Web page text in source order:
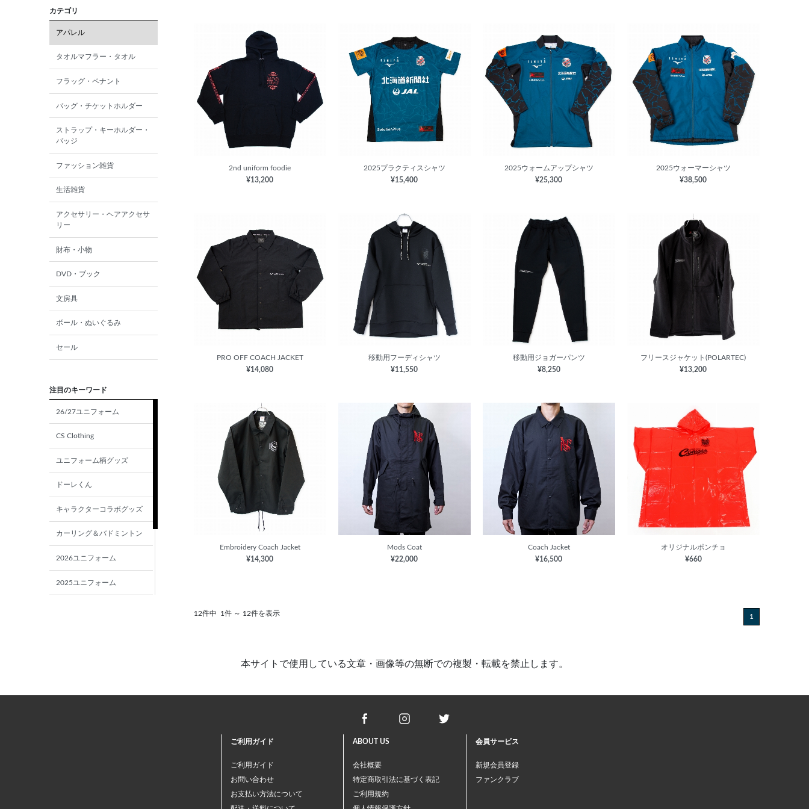
カテゴリ
アパレル
タオルマフラー・タオル
フラッグ・ペナント
バッグ・チケットホルダー
ストラップ・キーホルダー・
バッジ
ファッション雑貨
生活雑貨
アクセサリー・ヘアアクセサ
リー
財布・小物
DVD・ブック
文房具
ボール・ぬいぐるみ
セール
注目のキーワード
26/27ユニフォーム
CS Clothing
ユニフォーム柄グッズ
ドーレくん
キャラクターコラボグッズ
カーリング＆バドミントン
2026ユニフォーム
2025ユニフォーム
2nd uniform foodie
¥13,200
2025プラクティスシャツ
¥15,400
2025ウォームアップシャツ
¥25,300
2025ウォーマーシャツ
¥38,500
PRO OFF COACH JACKET
¥14,080
移動用フーディシャツ
¥11,550
移動用ジョガーパンツ
¥8,250
フリースジャケット(POLARTEC)
¥13,200
Embroidery Coach Jacket
¥14,300
Mods Coat
¥22,000
Coach Jacket
¥16,500
オリジナルポンチョ
¥660
12件中 1件 ～ 12件を表示 1
本サイトで使用している文章・画像等の無断での複製・転載を禁止します。
ご利用ガイド
ご利用ガイド
お問い合わせ
お支払い方法について
ABOUT US
会社概要
特定商取引法に基づく表記
ご利用規約
会員サービス
新規会員登録
ファンクラブ